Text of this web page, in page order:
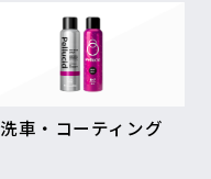
洗車・コーティング